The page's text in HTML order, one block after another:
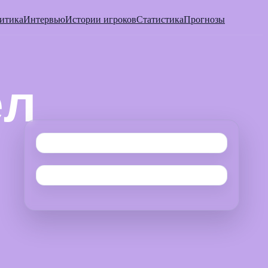
ИнтервьюИстории игроковСтатистикаПрогнозы